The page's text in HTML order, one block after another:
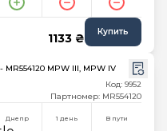
1133 ₴ Купить
Пыльник амортизатора переднего MMC - MR554120 MPW III, MPW IV
Код: 9952
Партномер: MR554120
Днепр 1 день В пути